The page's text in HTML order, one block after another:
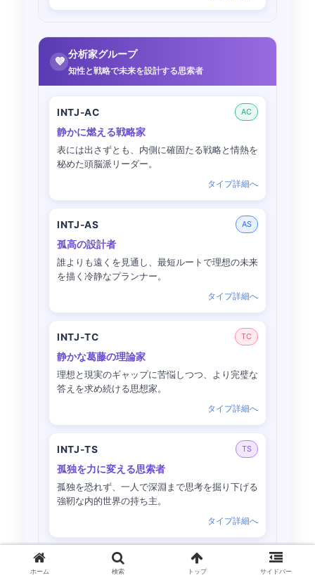
💜
分析家グループ
知性と戦略で未来を設計する思索者
INTJ-AC AC
静かに燃える戦略家
表には出さずとも、内側に確固たる戦略と情熱を
秘めた頭脳派リーダー。
タイプ詳細へ
INTJ-AS AS
孤高の設計者
誰よりも遠くを見通し、最短ルートで理想の未来
を描く冷静なプランナー。
タイプ詳細へ
INTJ-TC TC
静かな葛藤の理論家
理想と現実のギャップに苦悩しつつ、より完璧な
答えを求め続ける思想家。
タイプ詳細へ
INTJ-TS TS
孤独を力に変える思索者
孤独を恐れず、一人で深淵まで思考を掘り下げる
強靭な内的世界の持ち主。
タイプ詳細へ
ホーム 検索 トップ サイドバー